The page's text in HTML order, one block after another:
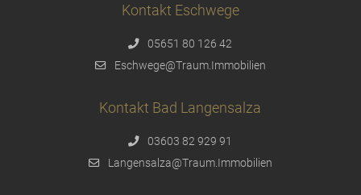
Kontakt Eschwege
05651 80 126 42
Eschwege@Traum.Immobilien
Kontakt Bad Langensalza
03603 82 929 91
Langensalza@Traum.Immobilien